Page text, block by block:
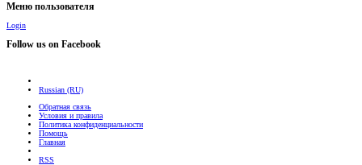
Меню пользователя
Login
Follow us on Facebook
Russian (RU)
Обратная связь
Условия и правила
Политика конфиденциальности
Помощь
Главная
RSS